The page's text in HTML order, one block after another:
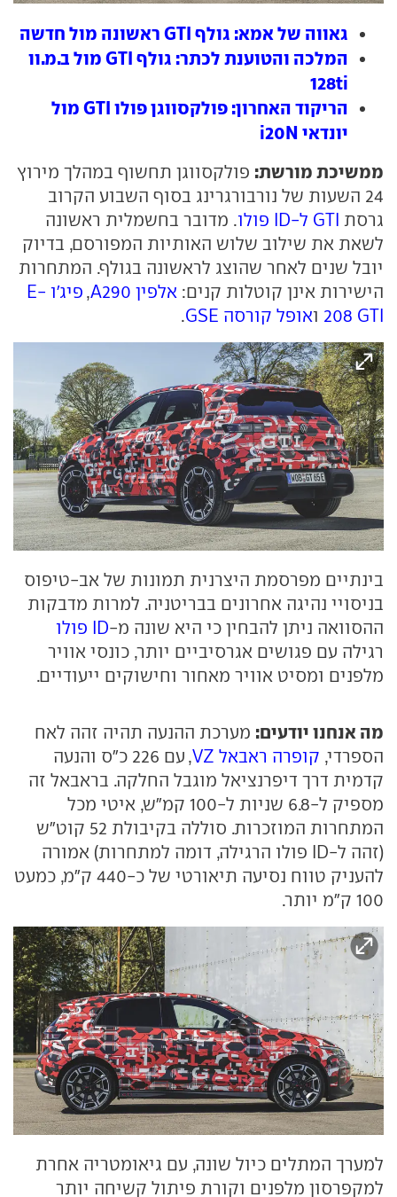
גאווה של אמא: גולף GTI ראשונה מול חדשה
המלכה והטוענת לכתר: גולף GTI מול ב.מ.וו
128ti
הריקוד האחרון: פולקסווגן פולו GTI מול
יונדאי i20N
ממשיכת מורשת: פולקסווגן תחשוף במהלך מירוץ
24 השעות של נורבורגרינג בסוף השבוע הקרוב
גרסת GTI ל-ID פולו
. מדובר בחשמלית ראשונה
לשאת את שילוב שלוש האותיות המפורסם, בדיוק
יובל שנים לאחר שהוצג לראשונה בגולף. המתחרות
הישירות אינן קוטלות קנים: אלפין A290 ,
פיג'ו E-
208 GTI ואופל קורסה GSE .
בינתיים מפרסמת היצרנית תמונות של אב-טיפוס
בניסויי נהיגה אחרונים בבריטניה. למרות מדבקות
ההסוואה ניתן להבחין כי היא שונה מ-ID פולו
רגילה עם פגושים אגרסיביים יותר, כונסי אוויר
מלפנים ומסיט אוויר מאחור וחישוקים ייעודיים.
מה אנחנו יודעים: מערכת ההנעה תהיה זהה לאח
הספרדי, קופרה ראבאל VZ
, עם 226 כ"ס והנעה
קדמית דרך דיפרנציאל מוגבל החלקה. בראבאל זה
מספיק ל-6.8 שניות ל-100 קמ"ש, איטי מכל
המתחרות המוזכרות. סוללה בקיבולת 52 קוט"ש
(זהה ל-ID פולו הרגילה, דומה למתחרות) אמורה
להעניק טווח נסיעה תיאורטי של כ-440 ק"מ, כמעט
100 ק"מ יותר.
למערך המתלים כיול שונה, עם גיאומטריה אחרת
למקפרסון מלפנים וקורת פיתול קשיחה יותר